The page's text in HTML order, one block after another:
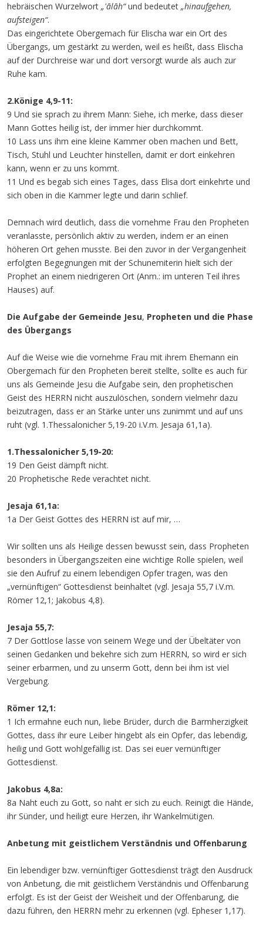
hebräischen Wurzelwort „'ālāh“und bedeutet „hinaufgehen,
aufsteigen“.
Das eingerichtete Obergemach für Elischa war ein Ort des
Übergangs, um gestärkt zu werden, weil es heißt, dass Elischa
auf der Durchreise war und dort versorgt wurde als auch zur
Ruhe kam.
2.Könige 4,9-11:
9 Und sie sprach zu ihrem Mann: Siehe, ich merke, dass dieser
Mann Gottes heilig ist, der immer hier durchkommt.
10 Lass uns ihm eine kleine Kammer oben machen und Bett,
Tisch, Stuhl und Leuchter hinstellen, damit er dort einkehren
kann, wenn er zu uns kommt.
11 Und es begab sich eines Tages, dass Elisa dort einkehrte und
sich oben in die Kammer legte und darin schlief.
Demnach wird deutlich, dass die vornehme Frau den Propheten
veranlasste, persönlich aktiv zu werden, indem er an einen
höheren Ort gehen musste. Bei den zuvor in der Vergangenheit
erfolgten Begegnungen mit der Schunemiterin hielt sich der
Prophet an einem niedrigeren Ort (Anm.: im unteren Teil ihres
Hauses) auf.
Die Aufgabe der Gemeinde Jesu, Propheten und die Phase
des Übergangs
Auf die Weise wie die vornehme Frau mit ihrem Ehemann ein
Obergemach für den Propheten bereit stellte, sollte es auch für
uns als Gemeinde Jesu die Aufgabe sein, den prophetischen
Geist des HERRN nicht auszulöschen, sondern vielmehr dazu
beizutragen, dass er an Stärke unter uns zunimmt und auf uns
ruht (vgl. 1.Thessalonicher 5,19-20 i.V.m. Jesaja 61,1a).
1.Thessalonicher 5,19-20:
19 Den Geist dämpft nicht.
20 Prophetische Rede verachtet nicht.
Jesaja 61,1a:
1a Der Geist Gottes des HERRN ist auf mir, …
Wir sollten uns als Heilige dessen bewusst sein, dass Propheten
besonders in Übergangszeiten eine wichtige Rolle spielen, weil
sie den Aufruf zu einem lebendigen Opfer tragen, was den
„vernünftigen“ Gottesdienst beinhaltet (vgl. Jesaja 55,7 i.V.m.
Römer 12,1; Jakobus 4,8).
Jesaja 55,7:
7 Der Gottlose lasse von seinem Wege und der Übeltäter von
seinen Gedanken und bekehre sich zum HERRN, so wird er sich
seiner erbarmen, und zu unserm Gott, denn bei ihm ist viel
Vergebung.
Römer 12,1:
1 Ich ermahne euch nun, liebe Brüder, durch die Barmherzigkeit
Gottes, dass ihr eure Leiber hingebt als ein Opfer, das lebendig,
heilig und Gott wohlgefällig ist. Das sei euer vernünftiger
Gottesdienst.
Jakobus 4,8a:
8a Naht euch zu Gott, so naht er sich zu euch. Reinigt die Hände,
ihr Sünder, und heiligt eure Herzen, ihr Wankelmütigen.
Anbetung mit geistlichem Verständnis und Offenbarung
Ein lebendiger bzw. vernünftiger Gottesdienst trägt den Ausdruck
von Anbetung, die mit geistlichem Verständnis und Offenbarung
erfolgt. Es ist der Geist der Weisheit und der Offenbarung, die
dazu führen, den HERRN mehr zu erkennen (vgl. Epheser 1,17).